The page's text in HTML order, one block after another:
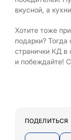
вкусной, а
Хотите тоже
подарки? Тогда
странички КД в
и побеждайте!
ПОДЕЛИТЬСЯ